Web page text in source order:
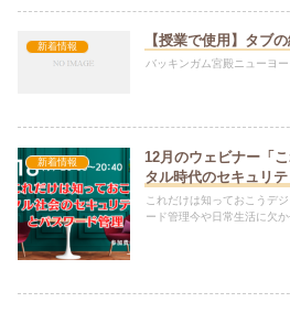
新着情報 【授業で使用】タブ
バッキンガム宮殿ニューヨ
新着情報
12月のウェビナー「
タル時代のセキュリ
これだけは知っておこうデ
ード管理今や日常生活に欠か